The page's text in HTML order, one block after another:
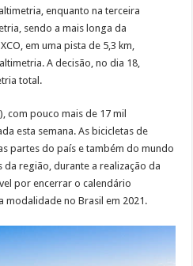
enquanto na terceira
sendo a mais longa da
em uma pista de 5,3 km,
A decisão, no dia 18,
total.
com pouco mais de 17 mil
esta semana. As bicicletas de
partes do país e também do mundo
região, durante a realização da
por encerrar o calendário
modalidade no Brasil em 2021.